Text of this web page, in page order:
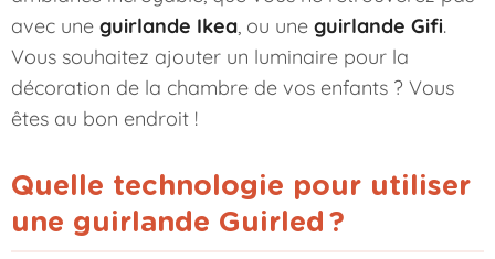
avec une guirlande Ikea , ou une guirlande Gifi.
Vous souhaitez ajouter un luminaire pour la
décoration de la chambre de vos enfants ? Vous
êtes au bon endroit !
Quelle technologie pour utiliser
une guirlande Guirled ?